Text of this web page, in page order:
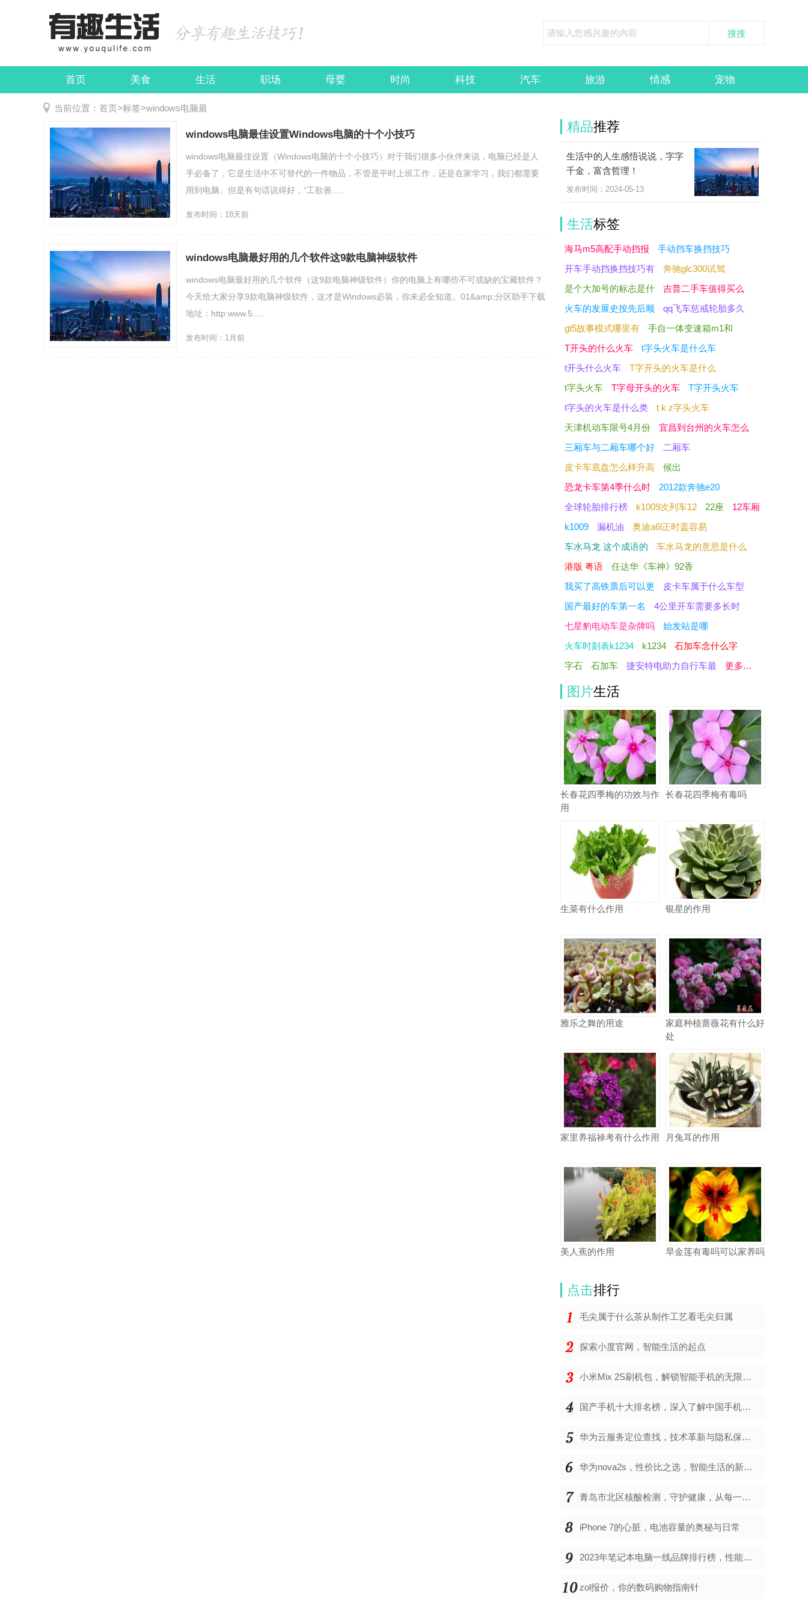
首页 美食 生活 职场 母婴 时尚 科技 汽车 旅游 情感 宠物
娱乐 民俗
当前位置： 首页>标签>windows电脑最
windows电脑最佳设置Windows电脑的十个小技巧
windows电脑最佳设置（Windows电脑的十个小技巧）对于我们很多小伙伴来说，电脑已经是人
手必备了，它是生活中不可替代的一件物品，不管是平时上班工作，还是在家学习，我们都需要
用到电脑。但是有句话说得好，“工欲善.....
发布时间：18天前
windows电脑最好用的几个软件这9款电脑神级软件
windows电脑最好用的几个软件（这9款电脑神级软件）你的电脑上有哪些不可或缺的宝藏软件？
今天给大家分享9款电脑神级软件，这才是Windows必装，你未必全知道。01&amp;分区助手下载
地址：http:www.5.....
发布时间：1月前
精品推荐
生活中的人生感悟说说，字字
千金，富含哲理！
发布时间：2024-05-13
生活标签
海马m5高配手动挡报
手动挡车换挡技巧
开车手动挡换挡技巧有
奔驰glc300试驾
是个大加号的标志是什
吉普二手车值得买么
火车的发展史按先后顺
qq飞车惩戒轮胎多久
gt5故事模式哪里有
手自一体变速箱m1和
T开头的什么火车
t字头火车是什么车
t开头什么火车
T字开头的火车是什么
t字头火车
T字母开头的火车
T字开头火车
t字头的火车是什么类
t k z字头火车
天津机动车限号4月份
宜昌到台州的火车怎么
三厢车与二厢车哪个好
二厢车
皮卡车底盘怎么样升高
候出
恐龙卡车第4季什么时
2012款奔驰e20
全球轮胎排行榜
k1009次列车12 22座
12车厢
k1009
漏机油
奥迪a6l正时盖容易
车水马龙 这个成语的
车水马龙的意思是什么
港版 粤语
任达华《车神》92香
我买了高铁票后可以更
皮卡车属于什么车型
国产最好的车第一名
4公里开车需要多长时
七星豹电动车是杂牌吗
始发站是哪
火车时刻表k1234
k1234
石加车念什么字
字石
石加车 捷安特电助力自行车最 更多…
图片生活
长春花四季梅的功效与作
用
长春花四季梅有毒吗
生菜有什么作用 银星的作用
雅乐之舞的用途
家庭种植蔷薇花有什么好
处
家里养福禄考有什么作用 月兔耳的作用
美人蕉的作用 旱金莲有毒吗可以家养吗
点击排行
毛尖属于什么茶从制作工艺看毛尖归属
探索小度官网，智能生活的起点
小米Mix 2S刷机包，解锁智能手机的无限可能
国产手机十大排名榜，深入了解中国手机市场的佼佼者
华为云服务定位查找，技术革新与隐私保护的双重奏
华为nova2s，性价比之选，智能生活的新伙伴
青岛市北区核酸检测，守护健康，从每一次检测开始
iPhone 7的心脏，电池容量的奥秘与日常
2023年笔记本电脑一线品牌排行榜，性能、创新与用户满意度的综合考量
zol报价，你的数码购物指南针